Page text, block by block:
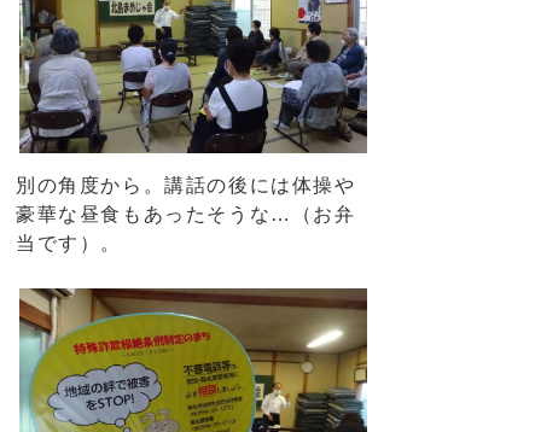
別の角度から。講話の後には体操や
豪華な昼食もあったそうな…（お弁
当です）。